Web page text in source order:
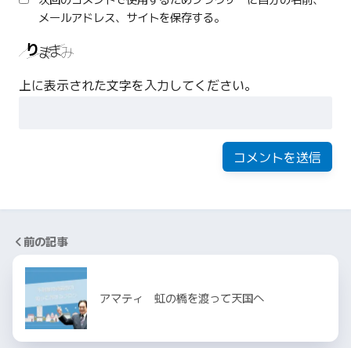
メールアドレス、サイトを保存する。
上に表示された文字を入力してください。
前の記事
アマティ 虹の橋を渡って天国へ